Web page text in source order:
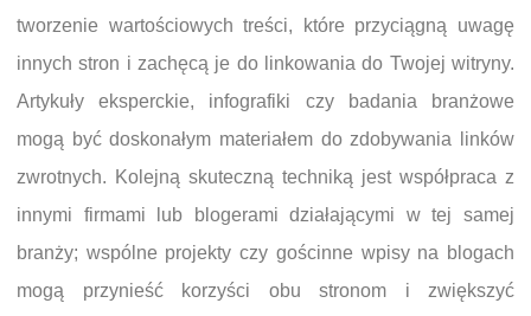
tworzenie wartościowych treści, które przyciągną uwagę
innych stron i zachęcą je do linkowania do Twojej witryny.
Artykuły eksperckie, infografiki czy badania branżowe
mogą być doskonałym materiałem do zdobywania linków
zwrotnych. Kolejną skuteczną techniką jest współpraca z
innymi firmami lub blogerami działającymi w tej samej
branży; wspólne projekty czy gościnne wpisy na blogach
mogą przynieść korzyści obu stronom i zwiększyć